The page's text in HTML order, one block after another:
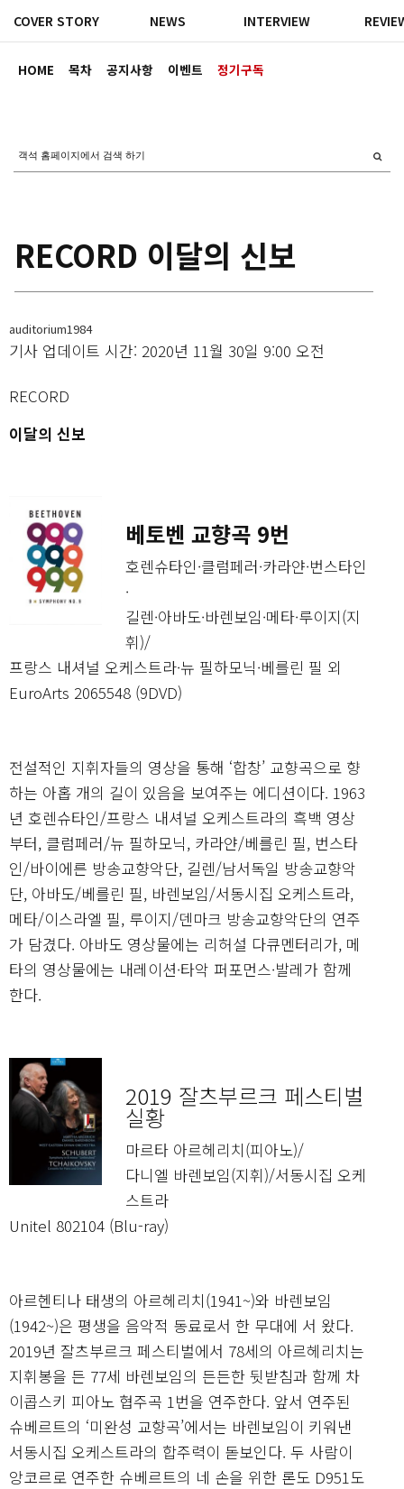
HOME 목차 공지사항 이벤트 정기구독
COVER STORY NEWS INTERVIEW
RECORD 이달의 신보
auditorium1984
기사 업데이트 시간: 2020년 11월 30일 9:00 오전
RECORD
이달의 신보
베토벤 교향곡 9번
호렌슈타인·클럼페러·카라얀·번스타인
·
길렌·아바도·바렌보임·메타·루이지(지
휘)/
프랑스 내셔널 오케스트라·뉴 필하모닉·베를린 필 외
EuroArts 2065548 (9DVD)
전설적인 지휘자들의 영상을 통해 ‘합창’ 교향곡으로 향
하는 아홉 개의 길이 있음을 보여주는 에디션이다. 1963
년 호렌슈타인/프랑스 내셔널 오케스트라의 흑백 영상
부터, 클럼페러/뉴 필하모닉, 카라얀/베를린 필, 번스타
인/바이에른 방송교향악단, 길렌/남서독일 방송교향악
단, 아바도/베를린 필, 바렌보임/서동시집 오케스트라,
메타/이스라엘 필, 루이지/덴마크 방송교향악단의 연주
가 담겼다. 아바도 영상물에는 리허설 다큐멘터리가, 메
타의 영상물에는 내레이션·타악 퍼포먼스·발레가 함께
한다.
2019 잘츠부르크 페스티벌
실황
마르타 아르헤리치(피아노)/
다니엘 바렌보임(지휘)/서동시집 오케
스트라
Unitel 802104 (Blu-ray)
아르헨티나 태생의 아르헤리치(1941~)와 바렌보임
(1942~)은 평생을 음악적 동료로서 한 무대에 서 왔다.
2019년 잘츠부르크 페스티벌에서 78세의 아르헤리치는
지휘봉을 든 77세 바렌보임의 든든한 뒷받침과 함께 차
이콥스키 피아노 협주곡 1번을 연주한다. 앞서 연주된
슈베르트의 ‘미완성 교향곡’에서는 바렌보임이 키워낸
서동시집 오케스트라의 합주력이 돋보인다. 두 사람이
앙코르로 연주한 슈베르트의 네 손을 위한 론도 D951도